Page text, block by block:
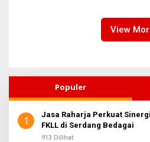
View
Populer
1
Jasa Raharja Perkuat
FKLL di Serdang Bedagai
913 Dilihat